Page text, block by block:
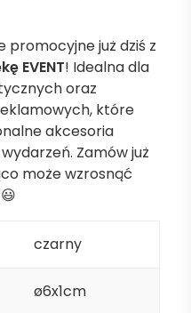
promocyjne już dziś z
EVENT! Idealna dla
oraz
które
akcesoria
Zamów już
może wzrosnąć
czarny
ø6x1cm